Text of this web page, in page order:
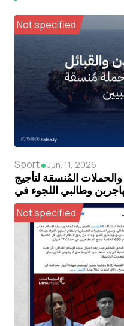
Not specified
Sport Jun. 11, 2026
المُنسقة لتأجيج
وطالبي اللجوء في
ليبيا
Not specified